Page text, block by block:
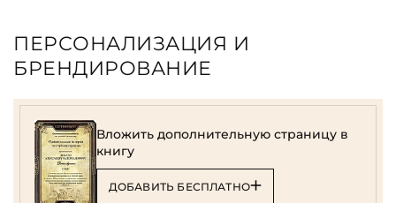
ПЕРСОНАЛИЗАЦИЯ И
БРЕНДИРОВАНИЕ
Вложить дополнительную страницу в
книгу
ДОБАВИТЬ БЕСПЛАТНО